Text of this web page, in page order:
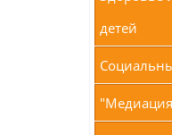
детей